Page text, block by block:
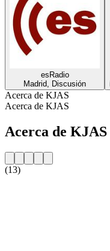
esRadio
Madrid, Discusión
Acerca de KJAS
Acerca de KJAS
Acerca de KJAS
(13)